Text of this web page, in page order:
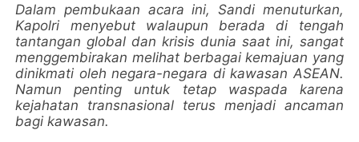
Dalam pembukaan acara ini, Sandi menuturkan,
Kapolri menyebut walaupun berada di tengah
tantangan global dan krisis dunia saat ini, sangat
menggembirakan melihat berbagai kemajuan yang
dinikmati oleh negara-negara di kawasan ASEAN.
Namun penting untuk tetap waspada karena
kejahatan transnasional terus menjadi ancaman
bagi kawasan.